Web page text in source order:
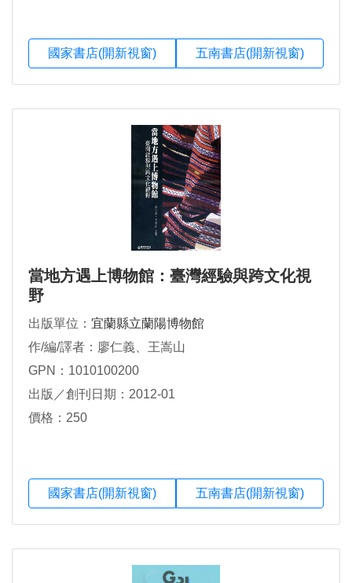
國家書店(開新視窗) 五南書店(開新視窗)
當地方遇上博物館：臺灣經驗與跨文化視
野
出版單位： 宜蘭縣立蘭陽博物館
作/編/譯者：廖仁義、王嵩山
GPN：1010100200
出版／創刊日期：2012-01
價格：250
國家書店(開新視窗) 五南書店(開新視窗)